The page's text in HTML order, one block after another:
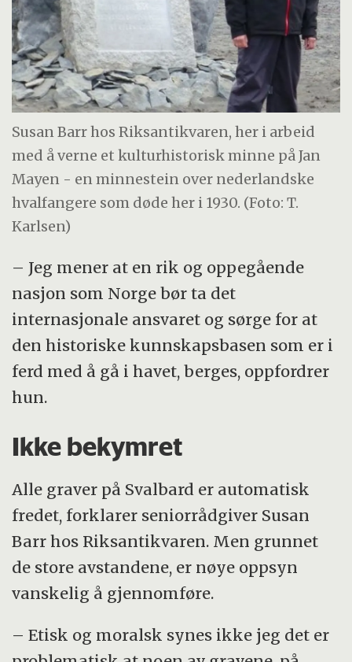
Susan Barr hos Riksantikvaren, her i arbeid
med å verne et kulturhistorisk minne på Jan
Mayen - en minnestein over nederlandske
hvalfangere som døde her i 1930. (Foto: T.
Karlsen)
– Jeg mener at en rik og oppegående
nasjon som Norge bør ta det
internasjonale ansvaret og sørge for at
den historiske kunnskapsbasen som er i
ferd med å gå i havet, berges, oppfordrer
hun.
Ikke bekymret
Alle graver på Svalbard er automatisk
fredet, forklarer seniorrådgiver Susan
Barr hos Riksantikvaren. Men grunnet
de store avstandene, er nøye oppsyn
vanskelig å gjennomføre.
– Etisk og moralsk synes ikke jeg det er